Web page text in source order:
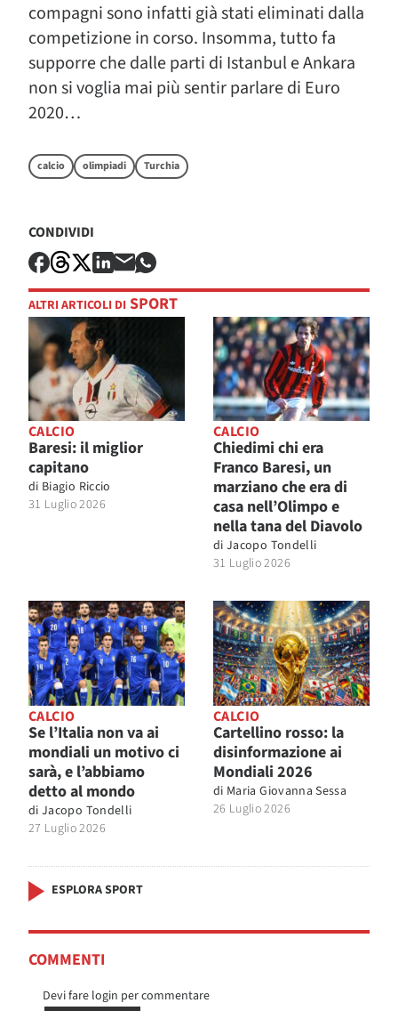
compagni sono infatti già stati eliminati dalla
competizione in corso. Insomma, tutto fa
supporre che dalle parti di Istanbul e Ankara
non si voglia mai più sentir parlare di Euro
2020…
calcio olimpiadi Turchia
CONDIVIDI
ALTRI ARTICOLI DI SPORT
CALCIO
Baresi: il miglior
capitano
di Biagio Riccio
31 Luglio 2026
CALCIO
Chiedimi chi era
Franco Baresi, un
marziano che era di
casa nell’Olimpo e
nella tana del Diavolo
di Jacopo Tondelli
31 Luglio 2026
CALCIO
Se l’Italia non va ai
mondiali un motivo ci
sarà, e l’abbiamo
detto al mondo
di Jacopo Tondelli
27 Luglio 2026
CALCIO
Cartellino rosso: la
disinformazione ai
Mondiali 2026
di Maria Giovanna Sessa
26 Luglio 2026
ESPLORA SPORT
COMMENTI
Devi fare login per commentare